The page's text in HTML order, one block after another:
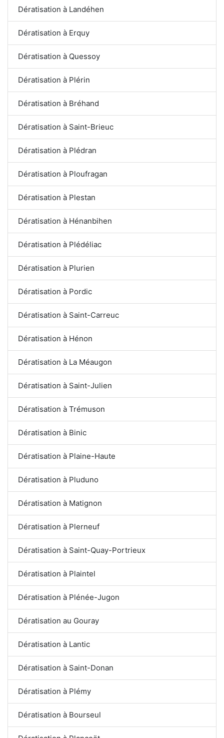
Dératisation à Landéhen
Dératisation à Erquy
Dératisation à Quessoy
Dératisation à Plérin
Dératisation à Bréhand
Dératisation à Saint-Brieuc
Dératisation à Plédran
Dératisation à Ploufragan
Dératisation à Plestan
Dératisation à Hénanbihen
Dératisation à Plédéliac
Dératisation à Plurien
Dératisation à Pordic
Dératisation à Saint-Carreuc
Dératisation à Hénon
Dératisation à La Méaugon
Dératisation à Saint-Julien
Dératisation à Trémuson
Dératisation à Binic
Dératisation à Plaine-Haute
Dératisation à Pluduno
Dératisation à Matignon
Dératisation à Plerneuf
Dératisation à Saint-Quay-Portrieux
Dératisation à Plaintel
Dératisation à Plénée-Jugon
Dératisation au Gouray
Dératisation à Lantic
Dératisation à Saint-Donan
Dératisation à Plémy
Dératisation à Bourseul